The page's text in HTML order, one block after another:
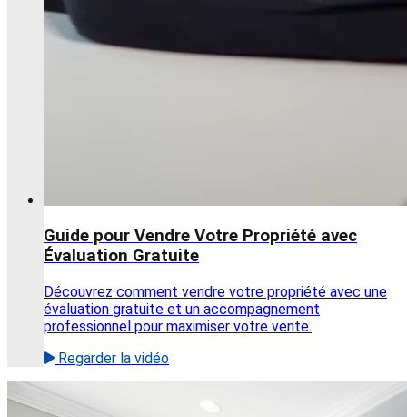
Guide pour Vendre Votre Propriété avec
Évaluation Gratuite
Découvrez comment vendre votre propriété avec une
évaluation gratuite et un accompagnement
professionnel pour maximiser votre vente.
Regarder la vidéo